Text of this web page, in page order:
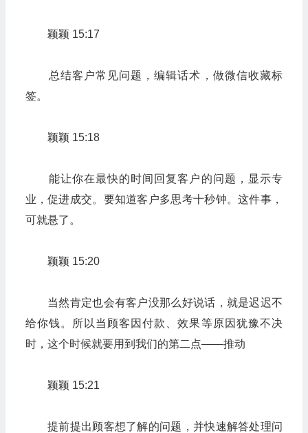
颖颖 15:17
总结客户常见问题，编辑话术，做微信收藏标
签。
颖颖 15:18
能让你在最快的时间回复客户的问题，显示专
业，促进成交。要知道客户多思考十秒钟。这件事，
可就悬了。
颖颖 15:20
当然肯定也会有客户没那么好说话，就是迟迟不
给你钱。所以当顾客因付款、效果等原因犹豫不决
时，这个时候就要用到我们的第二点——推动
颖颖 15:21
提前提出顾客想了解的问题，并快速解答处理问